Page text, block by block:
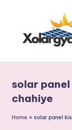
content
l
a
r
solar
chahiye
Home » solar panel